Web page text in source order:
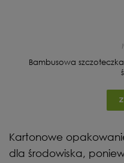
Bambusowa
Kartonowe
dla środowiska,